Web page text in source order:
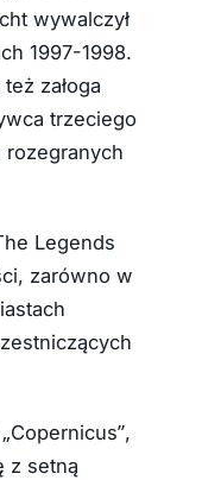
wywalczył
1997-1998.
załoga
trzeciego
rozegranych
Legends
zarówno w
z setną